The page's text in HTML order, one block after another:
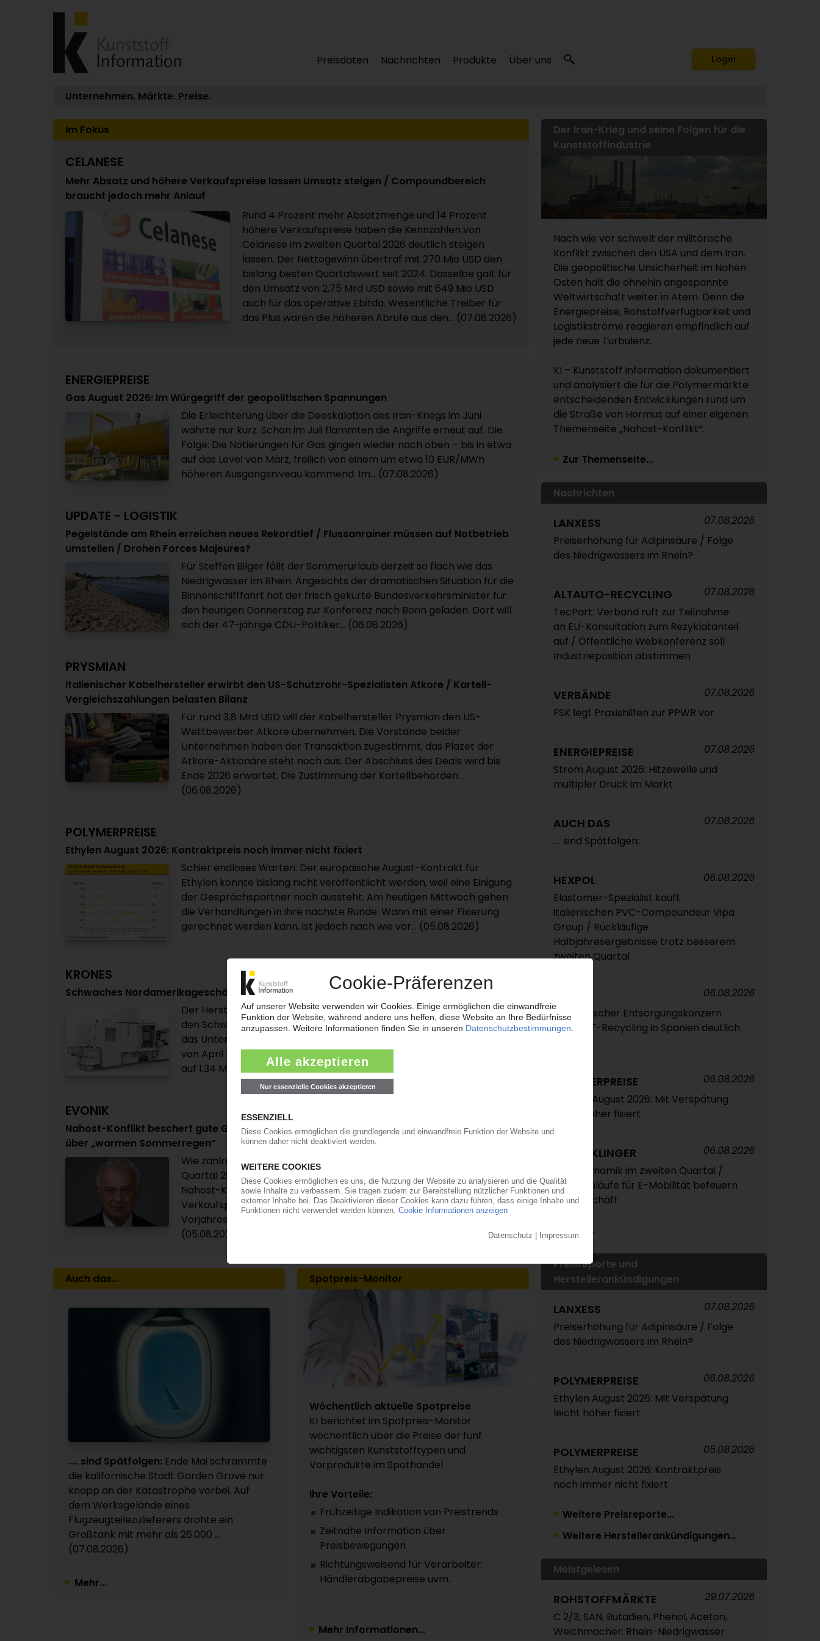
Preisdaten Nachrichten Produkte Über uns Login
Unternehmen. Märkte. Preise.
Im Fokus
CELANESE
Mehr Absatz und höhere Verkaufspreise lassen Umsatz steigen / Compoundbereich
braucht jedoch mehr Anlauf
Rund 4 Prozent mehr Absatzmenge und 14 Prozent
höhere Verkaufspreise haben die Kennzahlen von
Celanese im zweiten Quartal 2026 deutlich steigen
lassen. Der Nettogewinn übertraf mit 270 Mio USD den
bislang besten Quartalswert seit 2024. Dasselbe galt für
den Umsatz von 2,75 Mrd USD sowie mit 649 Mio USD
auch für das operative Ebitda. Wesentliche Treiber für
das Plus waren die höheren Abrufe aus den... (07.08.2026)
ENERGIEPREISE
Gas August 2026: Im Würgegriff der geopolitischen Spannungen
Die Erleichterung über die Deeskalation des Iran-Kriegs im Juni
währte nur kurz. Schon im Juli flammten die Angriffe erneut auf. Die
Folge: Die Notierungen für Gas gingen wieder nach oben – bis in etwa
auf das Level von März, freilich von einem um etwa 10 EUR/MWh
höheren Ausgangsniveau kommend. Im... (07.08.2026)
UPDATE - LOGISTIK
Pegelstände am Rhein erreichen neues Rekordtief / Flussanrainer müssen auf Notbetrieb
umstellen / Drohen Forces Majeures?
Für Steffen Bilger fällt der Sommerurlaub derzeit so flach wie das
Niedrigwasser im Rhein. Angesichts der dramatischen Situation für die
Binnenschifffahrt hat der frisch gekürte Bundesverkehrsminister für
den heutigen Donnerstag zur Konferenz nach Bonn geladen. Dort will
sich der 47-jährige CDU-Politiker... (06.08.2026)
PRYSMIAN
Italienischer Kabelhersteller erwirbt den US-Schutzrohr-Spezialisten Atkore / Kartell-
Vergleichszahlungen belasten Bilanz
Für rund 3,8 Mrd USD will der Kabelhersteller Prysmian den US-
Wettbewerber Atkore übernehmen. Die Vorstände beider
Unternehmen haben der Transaktion zugestimmt, das Plazet der
Atkore-Aktionäre steht noch aus. Der Abschluss des Deals wird bis
Ende 2026 erwartet. Die Zustimmung der Kartellbehörden...
(06.08.2026)
POLYMERPREISE
Ethylen August 2026: Kontraktpreis noch immer nicht fixiert
Schier endloses Warten: Der europäische August-Kontrakt für
Ethylen konnte bislang nicht veröffentlicht werden, weil eine Einigung
der Gesprächspartner noch aussteht. Am heutigen Mittwoch gehen
die Verhandlungen in ihre nächste Runde. Wann mit einer Fixierung
gerechnet werden kann, ist jedoch nach wie vor... (05.08.2026)
KRONES
Schwaches Nordamerikageschäft belastet Spritzgießtochter Netstal
Der Hersteller von Abfüll- und Verpackungsmaschinen Krones hat
den Schwung aus dem ersten Quartal 2026 beibehalten können: Wie
das Unternehmen mitteilte, stieg der Auftragseingang konzernweit
von April bis Juni gegenüber dem Vorjahreszeitraum um 3,5 Prozent
auf 1,34 Mrd EUR. Damit erhöhte sich das... (05.08.2026)
EVONIK
Nahost-Konflikt beschert gute Geschäfte im zweiten Quartal / CEO Kullmann freut sich
über „warmen Sommerregen“
Wie zahlreiche andere Kunststofferzeuger hat auch Evonik im zweiten
Quartal 2026 von den Marktverwerfungen profitiert, die aus dem
Nahost-Konflikt resultierten. Erhöhte Absatzmengen und
Verkaufspreise trieben den Umsatz gegenüber dem vergleichbaren
Vorjahreswert um 11 Prozent auf 3,89 Mrd EUR nach oben,...
(05.08.2026)
Auch das...
.... sind Spätfolgen: Ende Mai schrammte
die kalifornische Stadt Garden Grove nur
knapp an der Katastrophe vorbei. Auf
dem Werksgelände eines
Flugzeugteilezulieferers drohte ein
Großtank mit mehr als 26.000 ...
(07.08.2026)
Mehr...
Spotpreis-Monitor
Wöchentlich aktuelle Spotpreise
KI berichtet im Spotpreis-Monitor
wöchentlich über die Preise der fünf
wichtigsten Kunststofftypen und
Vorprodukte im Spothandel.
Ihre Vorteile:
Frühzeitige Indikation von Preistrends
Zeitnahe Information über
Preisbewegungen
Richtungsweisend für Verarbeiter:
Händlerabgabepreise uvm.
Mehr Informationen...
Der Iran-Krieg und seine Folgen für die
Kunststoffindustrie
Nach wie vor schwelt der militärische
Konflikt zwischen den USA und dem Iran.
Die geopolitische Unsicherheit im Nahen
Osten hält die ohnehin angespannte
Weltwirtschaft weiter in Atem. Denn die
Energiepreise, Rohstoffverfügbarkeit und
Logistikströme reagieren empfindlich auf
jede neue Turbulenz.
KI – Kunststoff Information dokumentiert
und analysiert die für die Polymermärkte
entscheidenden Entwicklungen rund um
die Straße von Hormus auf einer eigenen
Themenseite „Nahost-Konflikt“.
Zur Themenseite...
Nachrichten
LANXESS
Preiserhöhung für Adipinsäure / Folge
des Niedrigwassers im Rhein?
07.08.2026
ALTAUTO-RECYCLING
TecPart: Verband ruft zur Teilnahme
an EU-Konsultation zum Rezyklatanteil
auf / Öffentliche Webkonferenz soll
Industrieposition abstimmen
07.08.2026
VERBÄNDE
FSK legt Praxishilfen zur PPWR vor
07.08.2026
ENERGIEPREISE
Strom August 2026: Hitzewelle und
multipler Druck im Markt
07.08.2026
AUCH DAS
.... sind Spätfolgen:
07.08.2026
HEXPOL
Elastomer-Spezialist kauft
italienischen PVC-Compoundeur Vipa
Group / Rückläufige
Halbjahresergebnisse trotz besserem
zweiten Quartal
06.08.2026
Französischer Entsorgungskonzern
baut PET-Recycling in Spanien deutlich
06.08.2026
POLYMERPREISE
Ethylen August 2026: Mit Verspätung
leicht höher fixiert
06.08.2026
ELRINGKLINGER
Hohe Dynamik im zweiten Quartal /
Serienanläufe für E-Mobilität befeuern
das Geschäft
06.08.2026
Mehr...
Preisreporte und
Herstellerankündigungen
LANXESS
Preiserhöhung für Adipinsäure / Folge
des Niedrigwassers im Rhein?
07.08.2026
POLYMERPREISE
Ethylen August 2026: Mit Verspätung
leicht höher fixiert
06.08.2026
POLYMERPREISE
Ethylen August 2026: Kontraktpreis
noch immer nicht fixiert
05.08.2026
Deutliche Preiserhöhungen für
Polystyrol, ABS und SAN
POLYMERPREISE
Vorprodukte Juli/August 2026
04.08.2026
Weitere Preisreporte...
Weitere Herstellerankündigungen...
Meistgelesen
ROHSTOFFMÄRKTE
C 2/3, SAN, Butadien, Phenol, Aceton,
Weichmacher: Rhein-Niedrigwasser
29.07.2026